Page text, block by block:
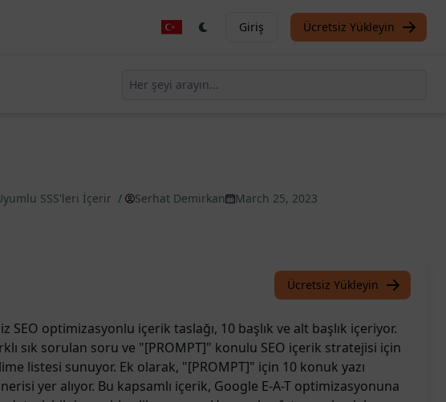
Giriş Ücretsiz Yükleyin
SSS'leri İçerir / Serhat Demirkan
March 25, 2023
Ücretsiz Yükleyin
SEO optimizasyonlu içerik taslağı, 10 başlık ve alt başlık içeriyor.
sık sorulan soru ve "[PROMPT]" konulu SEO içerik stratejisi için
listesi sunuyor. Ek olarak, "[PROMPT]" için 10 konuk yazı
yer alıyor. Bu kapsamlı içerik, Google E-A-T optimizasyonuna